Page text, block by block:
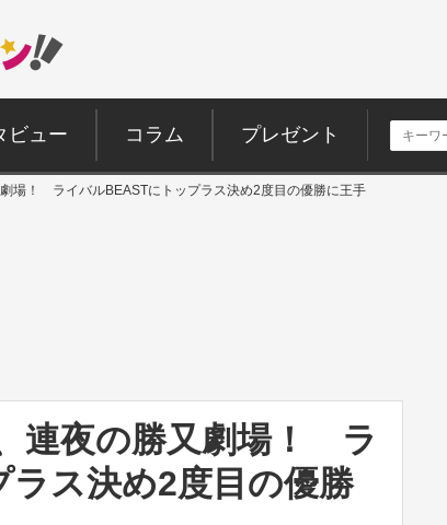
ビュー コラム プレゼント
劇場！ ライバルBEASTにトップラス決め2度目の優勝に王手
連夜の勝又劇場！ ラ
ス決め2度目の優勝